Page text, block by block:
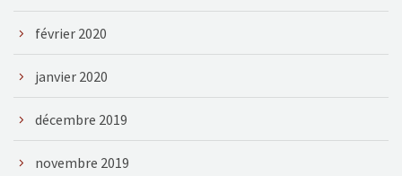
février 2020
janvier 2020
décembre 2019
novembre 2019